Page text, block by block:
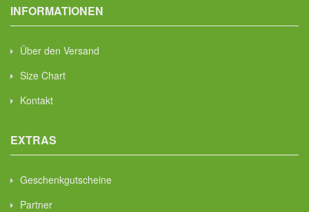
INFORMATIONEN
Über den Versand
Size Chart
Kontakt
EXTRAS
Geschenkgutscheine
Partner